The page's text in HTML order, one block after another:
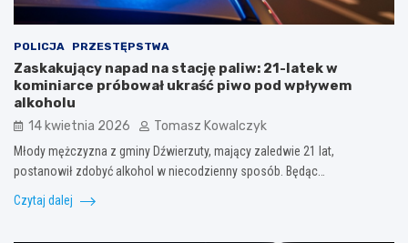
POLICJA PRZESTĘPSTWA
Zaskakujący napad na stację paliw: 21-latek w
kominiarce próbował ukraść piwo pod wpływem
alkoholu
14 kwietnia 2026 Tomasz Kowalczyk
Młody mężczyzna z gminy Dźwierzuty, mający zaledwie 21 lat,
postanowił zdobyć alkohol w niecodzienny sposób. Będąc…
Czytaj dalej